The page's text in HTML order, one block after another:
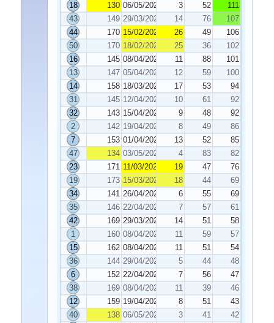
18
130 06/05/2022 3 52
111
43
149 29/03/2022 14 76
107
44
170 15/02/2022 26 49
106
50
170 18/02/2022 25 36
102
16
145 08/04/2022 11 88
101
13
147 05/04/2022 12 59
100
14
158 18/03/2022 17 53
94
31
145 12/04/2022 10 61
92
32
143 15/04/2022 9 48
92
2
142 19/04/2022 8 49
86
7
153 01/04/2022 13 52
85
47
134 03/05/2022 4 83
82
23
171 11/03/2022 19 47
76
19
173 15/03/2022 18 44
69
34
141 26/04/2022 6 55
69
35
146 22/04/2022 7 57
61
42
169 29/03/2022 14 51
58
1
160 08/04/2022 11 59
57
15
162 08/04/2022 11 51
54
36
144 29/04/2022 5 44
48
6
152 22/04/2022 7 56
47
38
169 08/04/2022 11 39
46
12
159 19/04/2022 8 51
43
40
138 06/05/2022 3 41
42